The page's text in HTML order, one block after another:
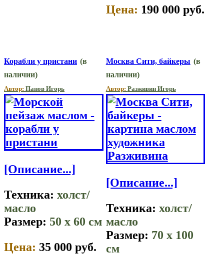
Цена: 190 000 руб.
Корабли у пристани (в
наличии)
Автор: Панов Игорь
[Описание...]
Техника: холст/
масло
Размер: 50 x 60 см
Цена: 35 000 руб.
Москва Сити, байкеры (в
наличии)
Автор: Разживин Игорь
[Описание...]
Техника: холст/
масло
Размер: 70 x 100
см